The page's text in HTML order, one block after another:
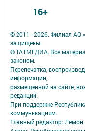
© 2011 - 2026. Филиал АО
защищены.
© ТАТМЕДИА. Все
законом.
Перепечатка,
информации,
размещенной на сайте,
редакций.
При поддержке
коммуникациям.
Главный редактор:
16+